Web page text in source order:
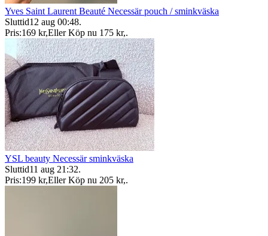
Yves Saint Laurent Beauté Necessär pouch / sminkväska
Sluttid12 aug 00:48.
Pris:169 kr,Eller Köp nu 175 kr,.
YSL beauty Necessär sminkväska
Sluttid11 aug 21:32.
Pris:199 kr,Eller Köp nu 205 kr,.